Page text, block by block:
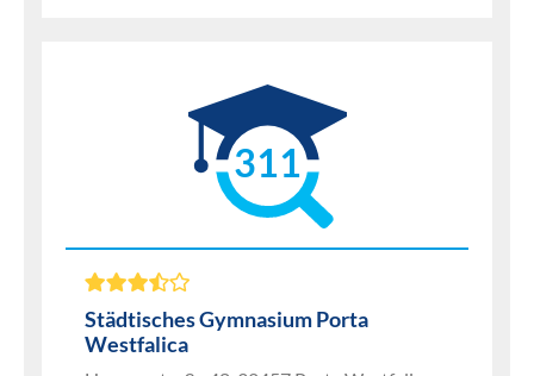
311
Städtisches Gymnasium Porta
Westfalica